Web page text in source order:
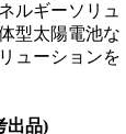
ルギーソリュ
型太陽電池な
ューションを